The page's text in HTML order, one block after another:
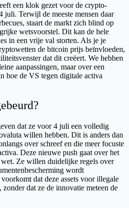
een klok gezet voor de crypto-
juli. Terwijl de meeste mensen daar
staart de markt zich blind op
wetsvoorstel. Dit kan de hele
in een vrije val storten. Als je je
de bitcoin prijs beïnvloeden,
dat dit creëert. We hebben
aanpassingen, maar over een
hoe de VS tegen digitale activa
dat ze voor 4 juli een volledig
willen hebben. Dit is anders dan
over schreef en die meer focuste
Deze nieuwe push gaat over het
wet. Ze willen duidelijke regels over
wordt
dat deze assets voor illegale
dat ze de innovatie meteen de